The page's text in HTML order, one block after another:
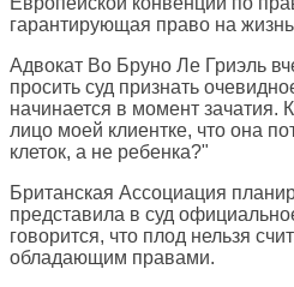
гарантирующая право на
Адвокат Во Бруно Ле Гриэль
просить суд признать
начинается в момент зачатия.
лицо моей клиентке, что она
клеток, а не ребенка?"
Британская Ассоциация
представила в суд
говорится, что плод нельзя
обладающим правами.